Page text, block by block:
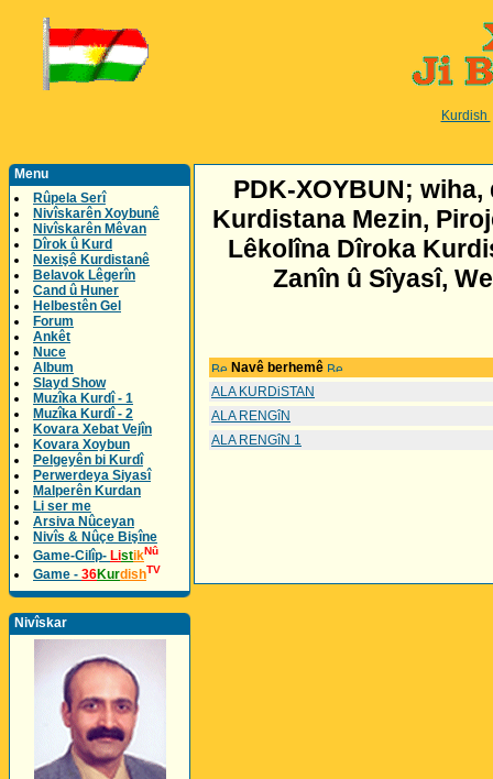
Kurdish
Menu
Rûpela Serî
Nivîskarên Xoybunê
Nivîskarên Mêvan
Dîrok û Kurd
Nexişê Kurdistanê
Belavok Lêgerîn
Cand û Huner
Helbestên Gel
Forum
Ankêt
Nuce
Album
Slayd Show
Muzîka Kurdî - 1
Muzîka Kurdî - 2
Kovara Xebat Vejîn
Kovara Xoybun
Pelgeyên bi Kurdî
Perwerdeya Siyasî
Malperên Kurdan
Li ser me
Arsiva Nûceyan
Nivîs & Nûçe Bişîne
Game-Cilîp- ListikNû
Game - 36KurdishTV
Nivîskar
PDK-XOYBUN;
Kurdistana Mezin,
Lêkolîna Dîroka
Zanîn û Sîyasî,
Navê berhemê
ALA KURDiSTAN
ALA RENGîN
ALA RENGîN 1